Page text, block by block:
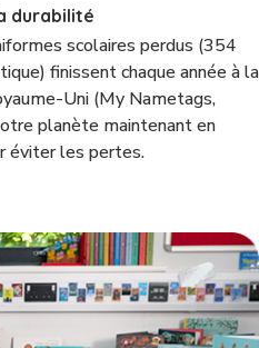
durabilité
scolaires perdus (354
finissent chaque année à la
Uni (My Nametags,
planète maintenant en
éviter les pertes.